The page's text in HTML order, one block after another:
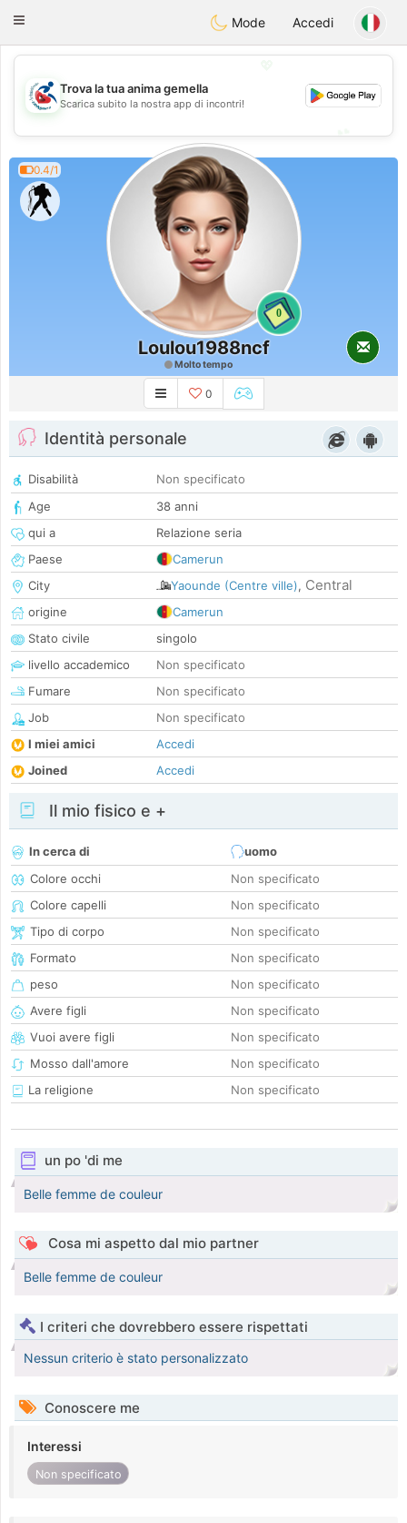
Handi Space
Toggle
Mode Accedi
💖
💕
Trova la tua anima gemella
Scarica subito la nostra app di incontri!
0.4/1
0
Loulou1988ncf
Molto tempo
0
Identità personale
Disabilità
Non specificato
Age
38 anni
qui a
Relazione seria
Paese
Camerun
City
Yaounde (Centre ville), Central
origine
Camerun
Stato civile
singolo
livello accademico
Non specificato
Fumare
Non specificato
Job
Non specificato
I miei amici
Accedi
Joined
Accedi
Il mio fisico e +
In cerca di
uomo
Colore occhi
Non specificato
Colore capelli
Non specificato
Tipo di corpo
Non specificato
Formato
Non specificato
peso
Non specificato
Avere figli
Non specificato
Vuoi avere figli
Non specificato
Mosso dall'amore
Non specificato
La religione
Non specificato
un po 'di me
Belle femme de couleur
Cosa mi aspetto dal mio partner
Belle femme de couleur
I criteri che dovrebbero essere rispettati
Nessun criterio è stato personalizzato
Conoscere me
Interessi
Non specificato